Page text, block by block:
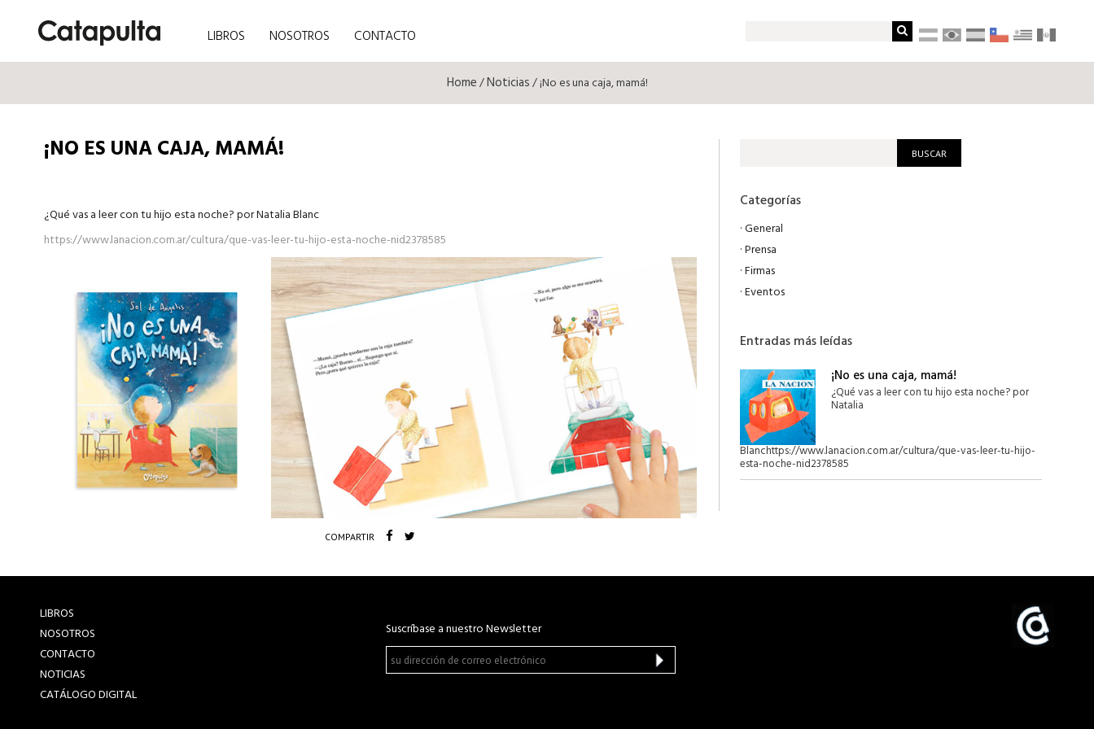
LIBROS NOSOTROS CONTACTO
Home/Noticias/ ¡No es una caja, mamá!
¡NO ES UNA CAJA, MAMÁ!
¿Qué vas a leer con tu hijo esta noche? por Natalia Blanc
https://www.lanacion.com.ar/cultura/que-vas-leer-tu-hijo-esta-noche-nid2378585
COMPARTIR
Categorías
·General
·Prensa
·Firmas
·Eventos
Entradas más leídas
¡No es una caja, mamá!
¿Qué vas a leer con tu hijo esta noche? por
Natalia
Blanchttps://www.lanacion.com.ar/cultura/que-vas-leer-tu-hijo-
esta-noche-nid2378585
LIBROS
NOSOTROS
CONTACTO
NOTICIAS
CATÁLOGO DIGITAL
Suscríbase a nuestro Newsletter